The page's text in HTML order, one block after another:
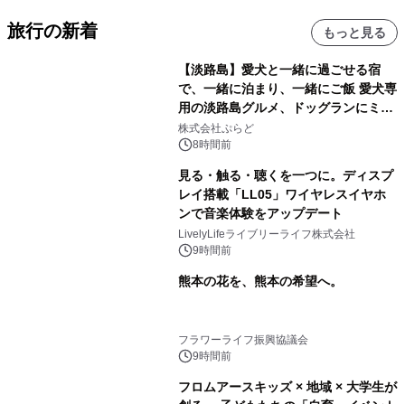
旅行の新着 もっと見る
【淡路島】愛犬と一緒に過ごせる宿
で、一緒に泊まり、一緒にご飯 愛犬専
用の淡路島グルメ、ドッグランにミニ
プール グランピングとトレーラーハウ
スの2施設で
株式会社ぷらど
8時間前
見る・触る・聴くを一つに。ディスプ
レイ搭載「LL05」ワイヤレスイヤホ
ンで音楽体験をアップデート
LivelyLifeライブリーライフ株式会社
9時間前
熊本の花を、熊本の希望へ。
フラワーライフ振興協議会
9時間前
フロムアースキッズ × 地域 × 大学生が